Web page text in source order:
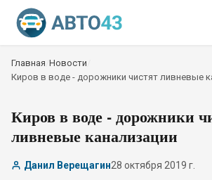
Главная Новости
Киров в воде - дорожники чистят ливневые
Киров в воде - дорожники
ливневые канализации
Данил Верещагин28 октября 2019 г.